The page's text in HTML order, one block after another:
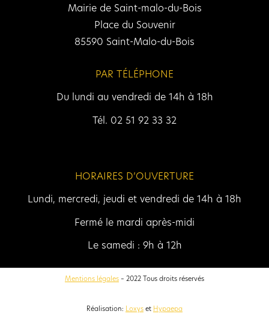
Mairie de Saint-malo-du-Bois
Place du Souvenir
85590 Saint-Malo-du-Bois
PAR TÉLÉPHONE
Du lundi au vendredi de 14h à 18h
Tél. 02 51 92 33 32
HORAIRES D’OUVERTURE
Lundi, mercredi, jeudi et vendredi de 14h à 18h
Fermé le mardi après-midi
Le samedi : 9h à 12h
Mentions légales– 2022 Tous droits réservés
Réalisation: Loxyset Hypaepa